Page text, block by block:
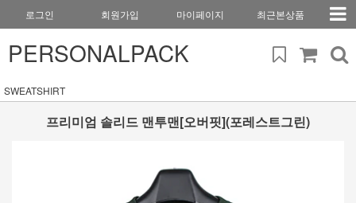
로그인 회원가입 마이페이지 최근본상품
PERSONALPACK
SWEATSHIRT
프리미엄 솔리드 맨투맨[오버핏](포레스트그린)